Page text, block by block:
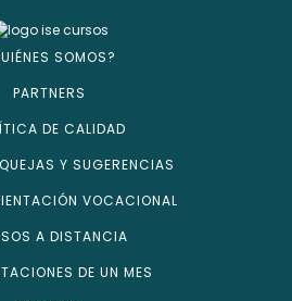
SOMOS?
PARTNERS
DE CALIDAD
Y SUGERENCIAS
VOCACIONAL
A DISTANCIA
DE UN MES